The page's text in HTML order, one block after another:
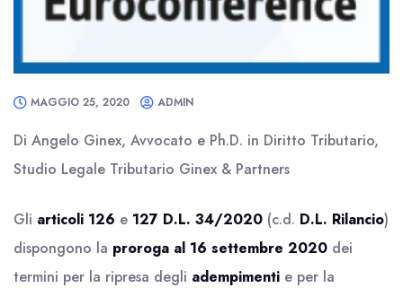
MAGGIO 25, 2020 ADMIN
Di Angelo Ginex, Avvocato e Ph.D. in Diritto Tributario,
Studio Legale Tributario Ginex & Partners
Gli articoli 126 e 127 D.L. 34/2020 (c.d. D.L. Rilancio)
dispongono la proroga al 16 settembre 2020 dei
termini per la ripresa degli adempimenti e per la